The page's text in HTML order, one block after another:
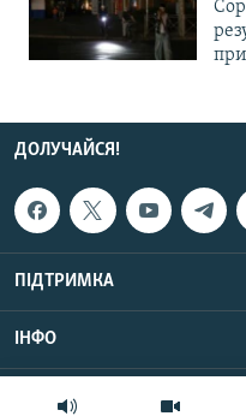
ДОЛУЧАЙСЯ!
ПІДТРИМКА
ІНФО
©